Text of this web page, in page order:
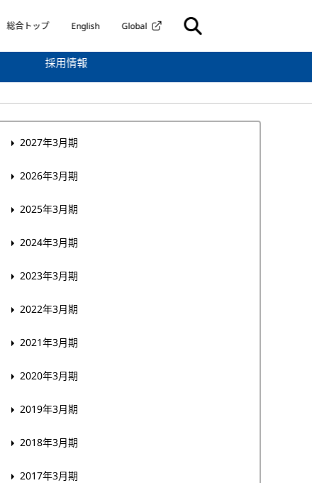
総合トップ English Global
採用情報
2027年3月期
2026年3月期
2025年3月期
2024年3月期
2023年3月期
2022年3月期
2021年3月期
2020年3月期
2019年3月期
2018年3月期
2017年3月期